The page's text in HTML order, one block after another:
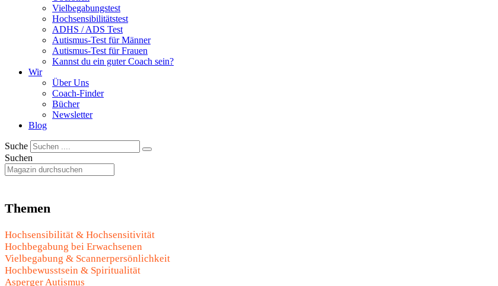
Vielbegabungstest
Hochsensibilitätstest
ADHS / ADS Test
Autismus-Test für Männer
Autismus-Test für Frauen
Kannst du ein guter Coach sein?
Wir
Über Uns
Coach-Finder
Bücher
Newsletter
Blog
Suche
Suchen
Themen
Hochsensibilität & Hochsensitivität
Hochbegabung bei Erwachsenen
Vielbegabung & Scannerpersönlichkeit
Hochbewusstsein & Spiritualität
Asperger Autismus